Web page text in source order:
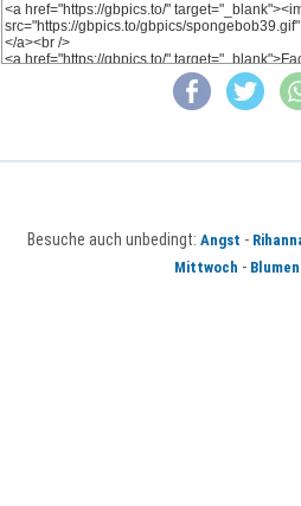
Besuche auch unbedingt: Angst -
Mittwoch -